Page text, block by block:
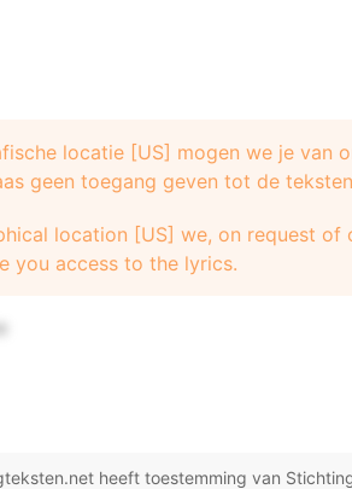
locatie [US] mogen we je van
geen toegang geven tot de teksten
location [US] we, on request of
you access to the lyrics.
heeft toestemming van